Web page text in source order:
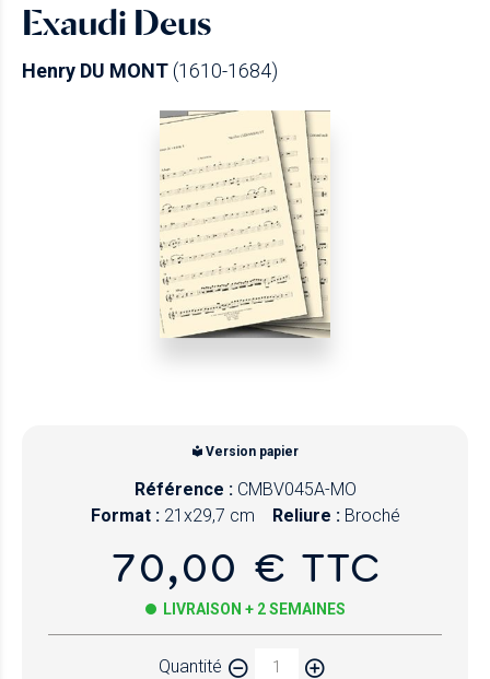
Exaudi Deus
Henry DU MONT(1610-1684)
Version papier
Référence : CMBV045A-MO
Format : 21x29,7 cm Reliure : Broché
70,00 € TTC
LIVRAISON + 2 SEMAINES
Quantité